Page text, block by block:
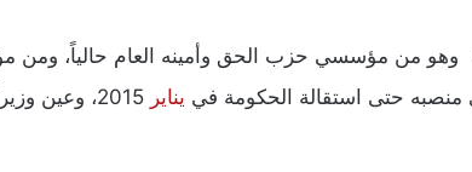
زيد سياسي يمني ولد في مدينة صنعاء القديمة عام 1954، وهو من مؤسسي حزب الحق
يناير
2015، وعين